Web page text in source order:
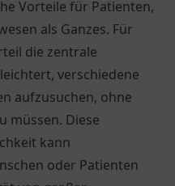
Vorteile für Patienten,
als Ganzes. Für
die zentrale
verschiedene
aufzusuchen, ohne
müssen. Diese
kann
oder Patienten